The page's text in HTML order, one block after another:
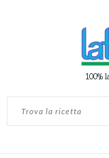
100%